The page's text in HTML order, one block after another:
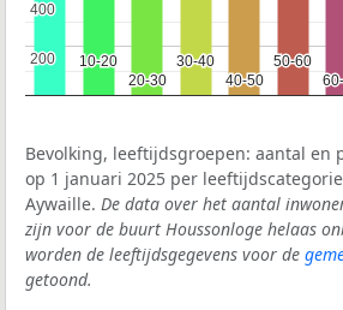
10-20
10-20
20-30
20-30
30-40
30-40
40-50
40-50
50-60
50-60
200
200
400
400
Bevolking, leeftijdsgroepen: aantal en
op 1 januari 2025 per
Aywaille. De data over het aantal
zijn voor de buurt Houssonloge helaas
worden de leeftijdsgegevens voor de
getoond.